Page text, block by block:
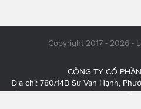
Copyright 2017 - 2026 -
CÔNG TY CỔ
Địa chỉ: 780/14B Sư Vạn Hạnh,
Chí